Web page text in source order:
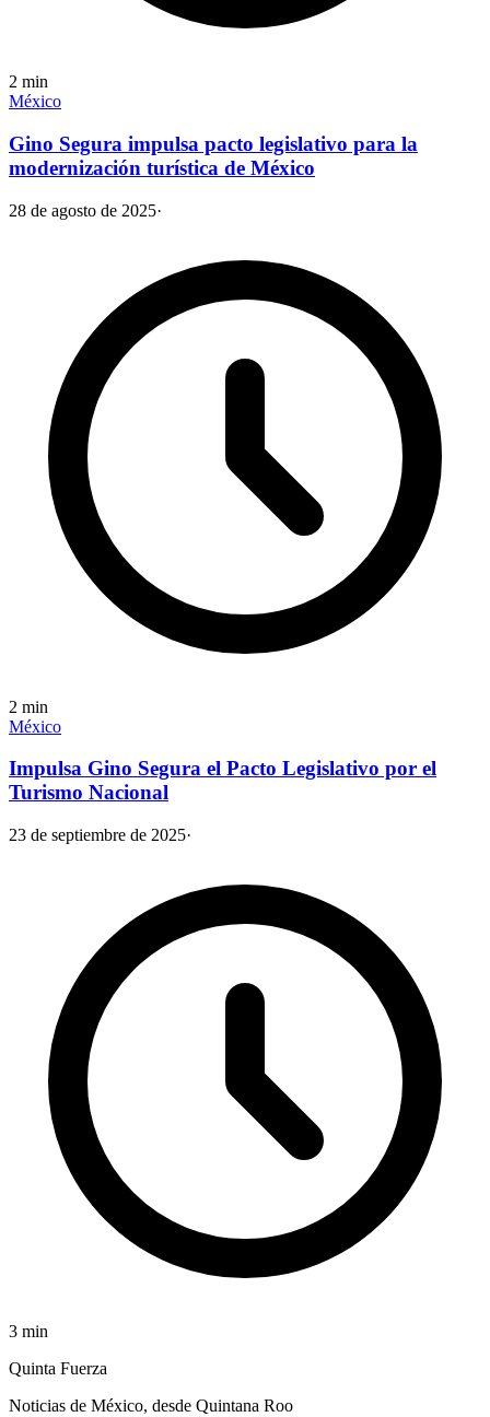
2 min
México
Gino Segura impulsa pacto legislativo para la
modernización turística de México
28 de agosto de 2025·
2 min
México
Impulsa Gino Segura el Pacto Legislativo por el
Turismo Nacional
23 de septiembre de 2025·
3 min
Quinta Fuerza
Noticias de México, desde Quintana Roo